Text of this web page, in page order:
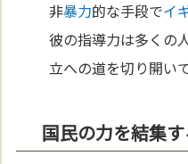
非暴力的な手段でイ
彼の指導力は多くの
立への道を切り開い
国民の力を結集す